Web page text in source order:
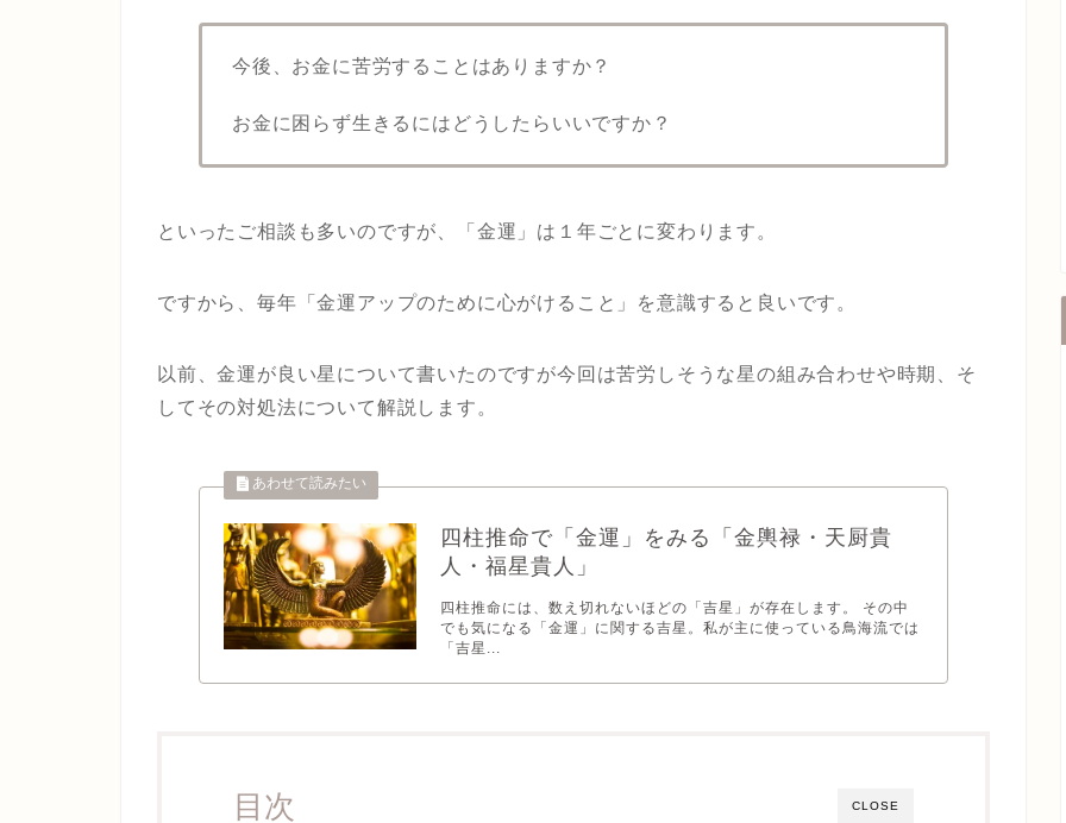
今後、お金に苦労することはありますか？
お金に困らず生きるにはどうしたらいいですか？
といったご相談も多いのですが、「金運」は１年ごとに変わります。
ですから、毎年「金運アップのために心がけること」を意識すると良いです。
以前、金運が良い星について書いたのですが今回は苦労しそうな星の組み合わせや時期、そ
してその対処法について解説します。
四柱推命で「金運」をみる「金輿禄・天厨貴
人・福星貴人」
四柱推命には、数え切れないほどの「吉星」が存在します。 その中
でも気になる「金運」に関する吉星。私が主に使っている鳥海流では
「吉星...
CLOSE
目次